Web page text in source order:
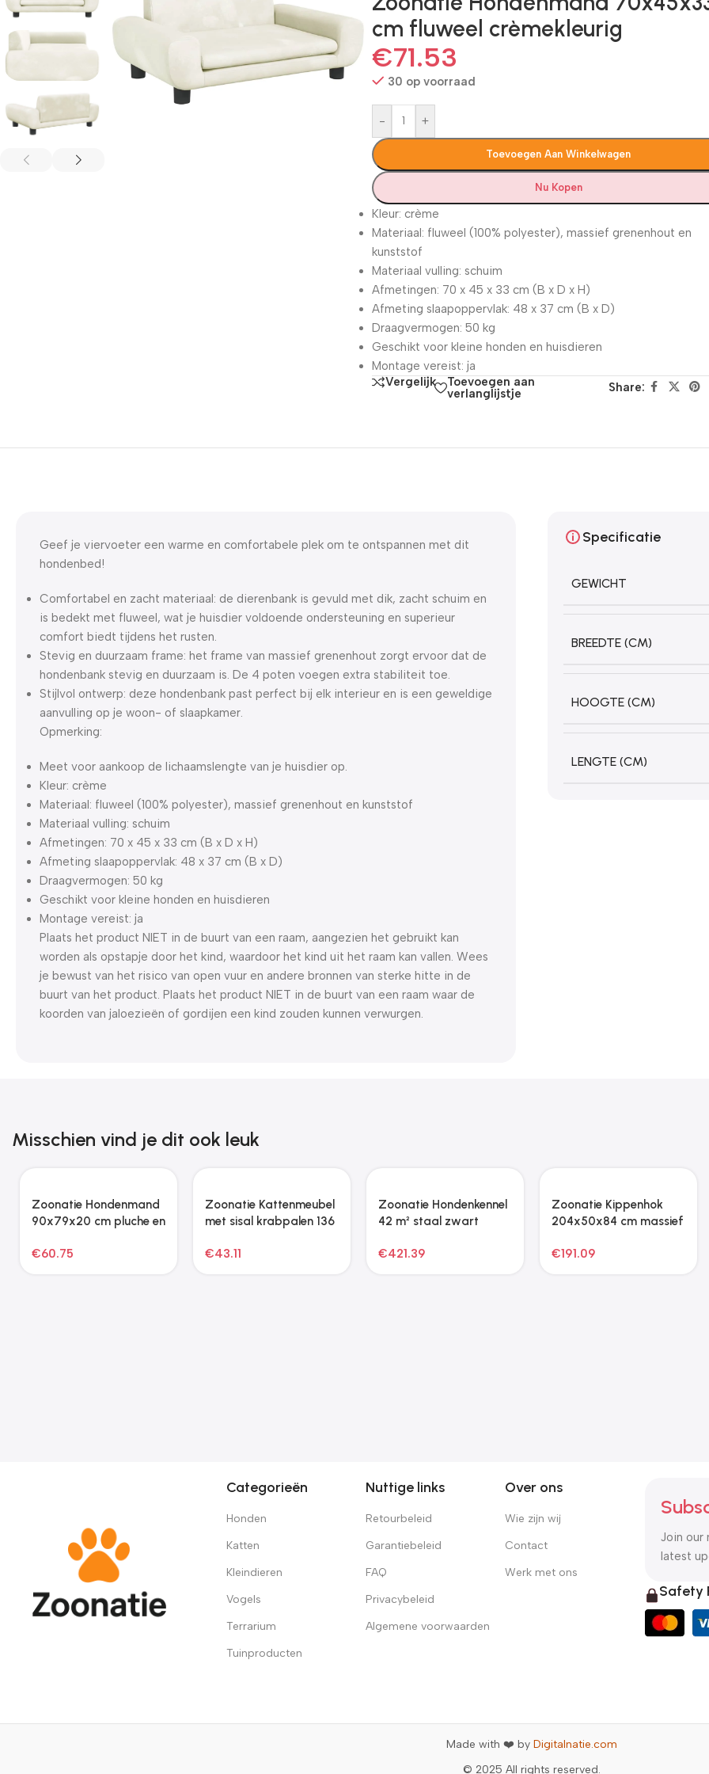
cm fluweel crèmekleurig
€71.53
30 op voorraad
- +
Toevoegen Aan Winkelwagen
Nu Kopen
Kleur: crème
Materiaal: fluweel (100% polyester), massief grenenhout en
kunststof
Materiaal vulling: schuim
Afmetingen: 70 x 45 x 33 cm (B x D x H)
Afmeting slaapoppervlak: 48 x 37 cm (B x D)
Draagvermogen: 50 kg
Geschikt voor kleine honden en huisdieren
Montage vereist: ja
Vergelijk
Toevoegen aan
verlanglijstje
Share:
Geef je viervoeter een warme en comfortabele plek om te ontspannen met dit
hondenbed!
Comfortabel en zacht materiaal: de dierenbank is gevuld met dik, zacht schuim en
is bedekt met fluweel, wat je huisdier voldoende ondersteuning en superieur
comfort biedt tijdens het rusten.
Stevig en duurzaam frame: het frame van massief grenenhout zorgt ervoor dat de
hondenbank stevig en duurzaam is. De 4 poten voegen extra stabiliteit toe.
Stijlvol ontwerp: deze hondenbank past perfect bij elk interieur en is een geweldige
aanvulling op je woon- of slaapkamer.
Opmerking:
Meet voor aankoop de lichaamslengte van je huisdier op.
Kleur: crème
Materiaal: fluweel (100% polyester), massief grenenhout en kunststof
Materiaal vulling: schuim
Afmetingen: 70 x 45 x 33 cm (B x D x H)
Afmeting slaapoppervlak: 48 x 37 cm (B x D)
Draagvermogen: 50 kg
Geschikt voor kleine honden en huisdieren
Montage vereist: ja
Plaats het product NIET in de buurt van een raam, aangezien het gebruikt kan
worden als opstapje door het kind, waardoor het kind uit het raam kan vallen. Wees
je bewust van het risico van open vuur en andere bronnen van sterke hitte in de
buurt van het product. Plaats het product NIET in de buurt van een raam waar de
koorden van jaloezieën of gordijen een kind zouden kunnen verwurgen.
Specificatie
GEWICHT
BREEDTE (CM)
HOOGTE (CM)
LENGTE (CM)
Misschien vind je dit ook leuk
Categorieën
Honden
Katten
Kleindieren
Vogels
Terrarium
Tuinproducten
Nuttige links
Retourbeleid
Garantiebeleid
FAQ
Privacybeleid
Algemene voorwaarden
Over ons
Wie zijn wij
Contact
Werk met ons
Join our
latest
Safety
Made with ❤️ by Digitalnatie.com
© 2025 All rights reserved.